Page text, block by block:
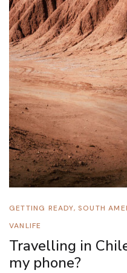
GETTING READY, SOUTH
VANLIFE
Travelling in
my phone?